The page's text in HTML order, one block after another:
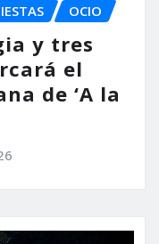
OCIO
y tres
el
de ‘A la